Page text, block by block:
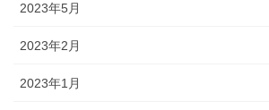
2023年5月
2023年2月
2023年1月